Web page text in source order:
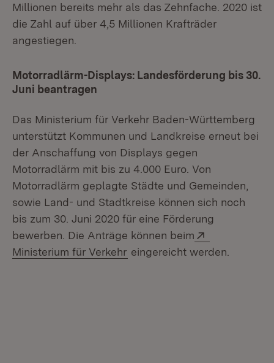
Millionen bereits mehr als das Zehnfache. 2020 ist
die Zahl auf über 4,5 Millionen Krafträder
angestiegen.
Motorradlärm-Displays: Landesförderung bis 30.
Juni beantragen
Das Ministerium für Verkehr Baden-Württemberg
unterstützt Kommunen und Landkreise erneut bei
der Anschaffung von Displays gegen
Motorradlärm mit bis zu 4.000 Euro. Von
Motorradlärm geplagte Städte und Gemeinden,
sowie Land- und Stadtkreise können sich noch
bis zum 30. Juni 2020 für eine Förderung
bewerben. Die Anträge können beim
Ministerium für Verkehr (Öffnet in neuem Fenster)
eingereicht werden.